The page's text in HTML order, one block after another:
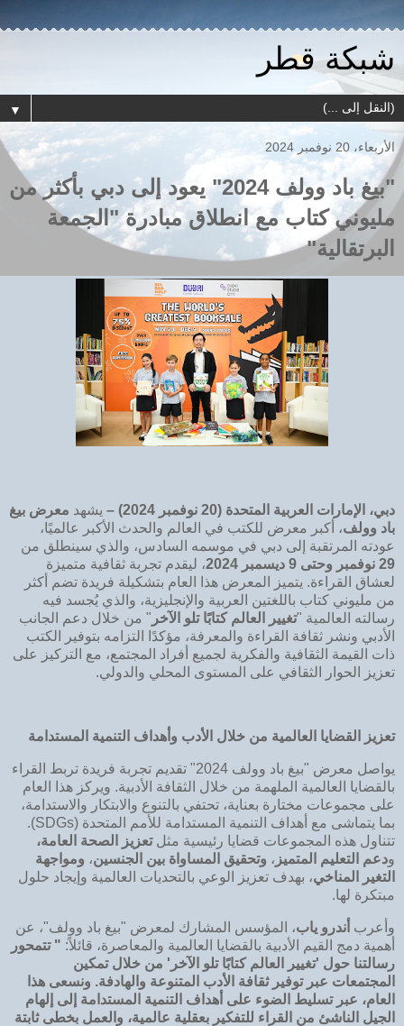
شبكة قطر
▼
الأربعاء، 20 نوفمبر 2024
"بيغ باد وولف 2024" يعود إلى دبي بأكثر من
مليوني كتاب مع انطلاق مبادرة "الجمعة
البرتقالية"
دبي، الإمارات العربية المتحدة (20 نوفمبر 2024) – يشهد معرض بيغ
باد وولف، أكبر معرض للكتب في العالم والحدث الأكبر عالميًا،
عودته المرتقبة إلى دبي في موسمه السادس، والذي سينطلق من
29 نوفمبر وحتى 9 ديسمبر 2024
، ليقدم تجربة ثقافية متميزة
لعشاق القراءة. يتميز المعرض هذا العام بتشكيلة فريدة تضم أكثر
من مليوني كتاب باللغتين العربية والإنجليزية، والذي يُجسد فيه
رسالته العالمية "تغيير العالم كتابًا تلو الآخر " من خلال دعم الجانب
الأدبي ونشر ثقافة القراءة والمعرفة، مؤكدًا التزامه بتوفير الكتب
ذات القيمة الثقافية والفكرية لجميع أفراد المجتمع، مع التركيز على
تعزيز الحوار الثقافي على المستوى المحلي والدولي.
تعزيز القضايا العالمية من خلال الأدب وأهداف التنمية المستدامة
يواصل معرض "بيغ باد وولف 2024" تقديم تجربة فريدة تربط القراء
بالقضايا العالمية الملهمة من خلال الثقافة الأدبية. ويركز هذا العام
على مجموعات مختارة بعناية، تحتفي بالتنوع والابتكار والاستدامة،
بما يتماشى مع أهداف التنمية المستدامة للأمم المتحدة (SDGs).
تتناول هذه المجموعات قضايا رئيسية مثلتعزيز الصحة العامة،
ودعم التعليم المتميز ، وتحقيق المساواة بين الجنسين، ومواجهة
التغير المناخي، بهدف تعزيز الوعي بالتحديات العالمية وإيجاد حلول
مبتكرة لها.
وأعرب أندرو ياب، المؤسس المشارك لمعرض "بيغ باد وولف"، عن
أهمية دمج القيم الأدبية بالقضايا العالمية والمعاصرة، قائلاً: " تتمحور
رسالتنا حول 'تغيير العالم كتابًا تلو الآخر' من خلال تمكين
المجتمعات عبر توفير ثقافة الأدب المتنوعة والهادفة. ونسعى هذا
العام، عبر تسليط الضوء على أهداف التنمية المستدامة إلى إلهام
الجيل الناشئ من القراء للتفكير بعقلية عالمية، والعمل بخطى ثابتة